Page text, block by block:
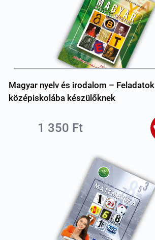
Magyar nyelv és irodalom – Feladatok
középiskolába készülőknek
1 350 Ft